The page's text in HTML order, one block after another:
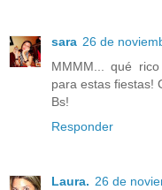
sara 26 de
MMMM... qué
para estas fiestas!
Bs!
Responder
Laura. 26 de